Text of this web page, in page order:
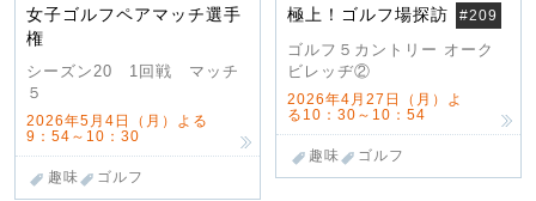
女子ゴルフペアマッチ選手
権
シーズン20 1回戦 マッチ
５
2026年5月4日（月）よる
9：54～10：30
趣味 ゴルフ
極上！ゴルフ場探訪 #209
ゴルフ５カントリー オーク
ビレッヂ②
2026年4月27日（月）よ
る10：30～10：54
趣味 ゴルフ